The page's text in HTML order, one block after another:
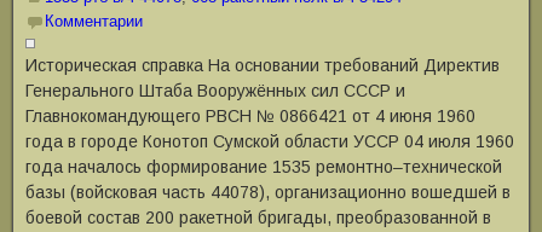
Комментарии
Историческая справка На основании требований Директив
Генерального Штаба Вооружённых сил СССР и
Главнокомандующего РВСН № 0866421 от 4 июня 1960
года в городе Конотоп Сумской области УССР 04 июля 1960
года началось формирование 1535 ремонтно‒технической
базы (войсковая часть 44078), организационно вошедшей в
боевой состав 200 ракетной бригады, преобразованной в